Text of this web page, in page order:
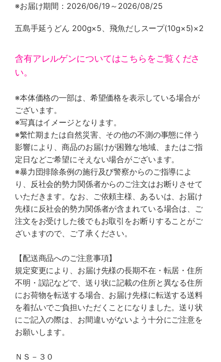
※お届け期間：2026/06/19～2026/08/25
五島手延うどん 200g×5、飛魚だしスープ(10g×5)×2
含有アレルゲンについてはこちらをご覧くださ
い。
※本体価格の一部は、希望価格を表示している場合が
ございます。
※写真はイメージとなります。
※繁忙期または自然災害、その他の不測の事態に伴う
影響により、商品のお届けが困難な地域、またはご指
定日などご希望にそえない場合がございます。
※暴力団排除条例の施行及び警察からのご指導によ
り、反社会的勢力関係者からのご注文はお断りさせて
いただきます。なお、ご依頼主様、あるいは、お届け
先様に反社会的勢力関係者が含まれている場合は、ご
注文をお受けした後でもお取引をお断りすることがご
ざいますので、ご了承ください。
【配送商品へのご注意事項】
規定変更により、お届け先様の長期不在・転居・住所
不明・誤記などで、送り状に記載の住所と異なる住所
にお荷物を転送する場合、お届け先様に転送する送料
を着払いでご負担いただくことになりました。送り状
にご記入の際は、お間違いがないよう十分にご注意を
お願いします。
ＮＳ－３０